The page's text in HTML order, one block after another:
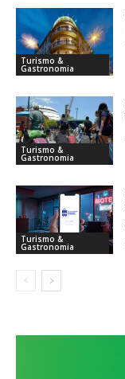
Turismo &
Gastronomia
Turismo &
Gastronomia
Turismo &
Gastronomia